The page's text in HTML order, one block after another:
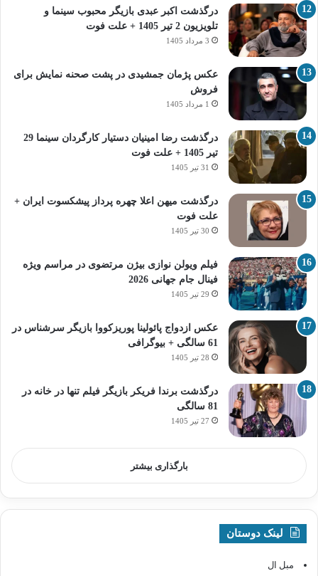
درگذشت اکبر عبدی بازیگر محبوب سینما و
تلویزیون 2 تیر 1405 + علت فوت
3 مرداد 1405
عکس پژمان جمشیدی در پشت صحنه نمایش برای
فروش
1 مرداد 1405
درگذشت رضا امینیان دستیار کارگردان سینما 29
تیر 1405 + علت فوت
31 تیر 1405
درگذشت میهن اعلا چهره پرداز پیشکسوت ایران +
علت فوت
30 تیر 1405
فیلم ویولن نوازی بیژن مرتضوی در مراسم ویژه
فینال جام جهانی 2026
29 تیر 1405
عکس ازدواج پائولینا پوریزکووا بازیگر سرشناس در
61 سالگی + بیوگرافی
28 تیر 1405
درگذشت برندا فریکر بازیگر فیلم تنها در خانه در
81 سالگی
27 تیر 1405
بارگذاری بیشتر
لینک دوستان
مبل ال